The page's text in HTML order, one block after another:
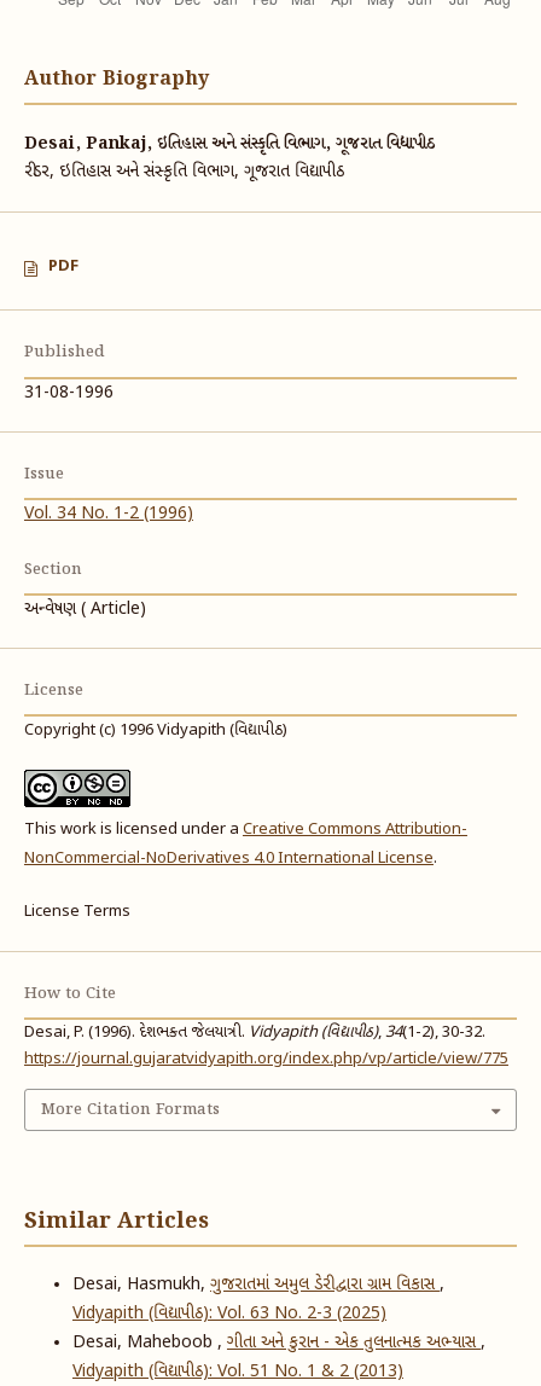
Author Biography
Desai, Pankaj, ઇતિહાસ અને સંસ્કૃતિ વિભાગ, ગૂજરાત વિદ્યાપીઠ
રીડર, ઇતિહાસ અને સંસ્કૃતિ વિભાગ, ગૂજરાત વિદ્યાપીઠ
PDF
Published
31-08-1996
Issue
Vol. 34 No. 1-2 (1996)
Section
અન્વેષણ ( Article)
License
Copyright (c) 1996 Vidyapith (વિદ્યાપીઠ)
This work is licensed under a Creative Commons Attribution-
NonCommercial-NoDerivatives 4.0 International License.
License Terms
How to Cite
Desai, P. (1996). દેશભક્ત જેલયાત્રી. Vidyapith (વિદ્યાપીઠ),34(1-2), 30-32.
https://journal.gujaratvidyapith.org/index.php/vp/article/view/775
More Citation Formats
Similar Articles
Desai, Hasmukh, ગુજરાતમાં અમુલ ડેરી દ્વારા ગ્રામ વિકાસ,
Vidyapith (વિદ્યાપીઠ): Vol. 63 No. 2-3 (2025)
Desai, Maheboob , ગીતા અને કુરાન - એક તુલનાત્મક અભ્યાસ,
Vidyapith (વિદ્યાપીઠ): Vol. 51 No. 1 & 2 (2013)